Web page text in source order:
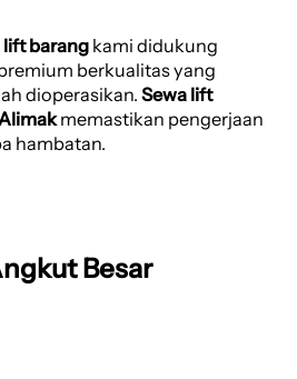
lift barang kami didukung
berkualitas yang
dioperasikan. Sewa lift
memastikan pengerjaan
hambatan.
Besar